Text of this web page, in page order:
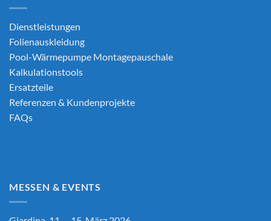
Dienstleistungen
Folienauskleidung
Pool-Wärmepumpe Montagepauschale
Kalkulationstools
Ersatzteile
Referenzen & Kundenprojekte
FAQs
MESSEN & EVENTS